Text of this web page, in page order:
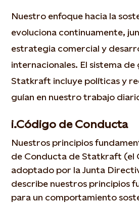
Nuestro enfoque hacia la
evoluciona continuamente,
estrategia comercial y
internacionales. El sistema de
Statkraft incluye políticas y
guían en nuestro trabajo
i.Código de Conducta
Nuestros principios
de Conducta de Statkraft (el
adoptado por la Junta
describe nuestros principios
para un comportamiento